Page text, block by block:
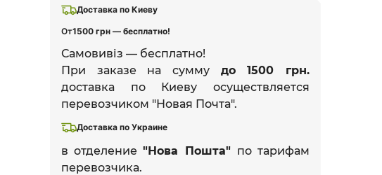
Доставка по Киеву
От1500 грн — бесплатно!
Самовивіз — бесплатно!
При заказе на сумму до 1500 грн.
доставка по Киеву осуществляется
перевозчиком "Новая Почта".
Доставка по Украине
в отделение"Нова Пошта" по тарифам
перевозчика.